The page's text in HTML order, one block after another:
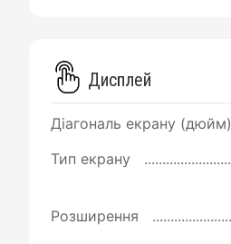
Дисплей
Діагональ екрану (дюйм)
Тип екрану
Розширення